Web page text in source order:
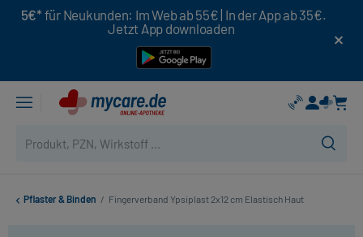
5€* für Neukunden: Im Web ab 55€ | In der App ab 35€.
Jetzt App downloaden
Pflaster & Binden / Fingerverband Ypsiplast 2x12 cm Elastisch Haut